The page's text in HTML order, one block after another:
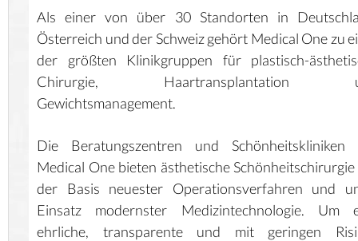
Als einer von über 30 Standorten in
Österreich und der Schweiz gehört Medical One zu
der größten Klinikgruppen für plastisch-
Chirurgie, Haartransplantation
Gewichtsmanagement.
Die Beratungszentren und Schönheitskliniken
Medical One bieten ästhetische
der Basis neuester Operationsverfahren und
Einsatz modernster Medizintechnologie. Um
ehrliche, transparente und mit geringen